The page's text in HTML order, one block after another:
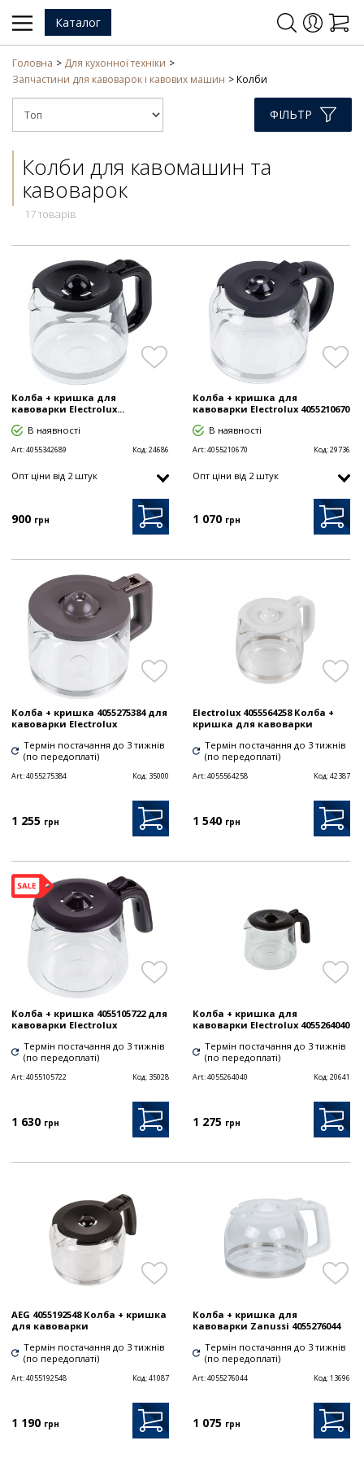
Каталог
Головна
Для кухонної техніки
Запчастини для кавоварок і кавових машин
Колби
ФІЛЬТР
Колби для кавомашин та
кавоварок
17 товарів
Колба + кришка для
кавоварки Electrolux...
В наявності
Art:4055342689 Код:24686
Опт цiни від 2 штук
900 грн
Колба + кришка для
кавоварки Electrolux 4055210670
В наявності
Art:4055210670 Код:29736
Опт цiни від 2 штук
1 070 грн
Колба + кришка 4055275384 для
кавоварки Electrolux
Термін постачання до 3 тижнів
(по передоплаті)
Art:4055275384 Код: 35000
1 255 грн
Electrolux 4055564258 Колба +
кришка для кавоварки
Термін постачання до 3 тижнів
(по передоплаті)
Art:4055564258 Код:42387
1 540 грн
Колба + кришка 4055105722 для
кавоварки Electrolux
Термін постачання до 3 тижнів
(по передоплаті)
Art:4055105722 Код: 35028
1 630 грн
Колба + кришка для
кавоварки Electrolux 4055264040
Термін постачання до 3 тижнів
(по передоплаті)
Art:4055264040 Код:20641
1 275 грн
AEG 4055192548 Колба + кришка
для кавоварки
Термін постачання до 3 тижнів
(по передоплаті)
Art:4055192548 Код:41087
1 190 грн
Колба + кришка для
кавоварки Zanussi 4055276044
Термін постачання до 3 тижнів
(по передоплаті)
Art:4055276044 Код:13696
1 075 грн